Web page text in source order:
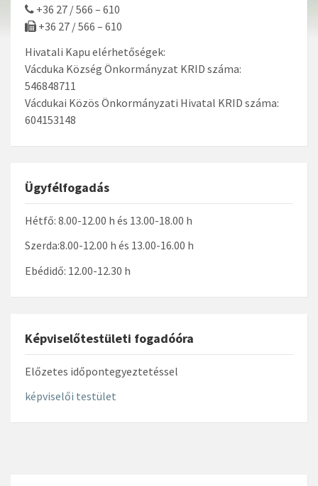
+36 27 / 566 – 610
+36 27 / 566 – 610
Hivatali Kapu elérhetőségek:
Vácduka Község Önkormányzat KRID száma:
546848711
Vácdukai Közös Önkormányzati Hivatal KRID száma:
604153148
Ügyfélfogadás
Hétfő: 8.00-12.00 h és 13.00-18.00 h
Szerda:8.00-12.00 h és 13.00-16.00 h
Ebédidő: 12.00-12.30 h
Képviselőtestületi fogadóóra
Előzetes időpontegyeztetéssel
képviselői testület